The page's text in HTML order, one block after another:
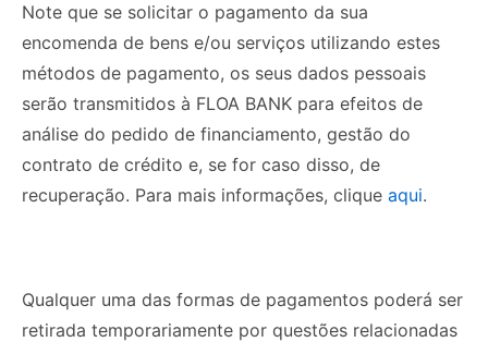
Note que se solicitar o pagamento da sua
encomenda de bens e/ou serviços utilizando estes
métodos de pagamento, os seus dados pessoais
serão transmitidos à FLOA BANK para efeitos de
análise do pedido de financiamento, gestão do
contrato de crédito e, se for caso disso, de
recuperação. Para mais informações, clique aqui.
Qualquer uma das formas de pagamentos poderá ser
retirada temporariamente por questões relacionadas